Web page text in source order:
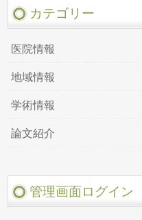
カテゴリー
医院情報
地域情報
学術情報
論文紹介
管理画面ログイン